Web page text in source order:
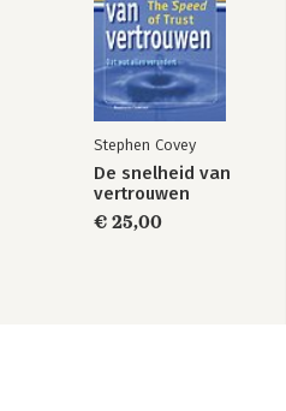
Stephen Covey
De snelheid van
vertrouwen
€ 25,00